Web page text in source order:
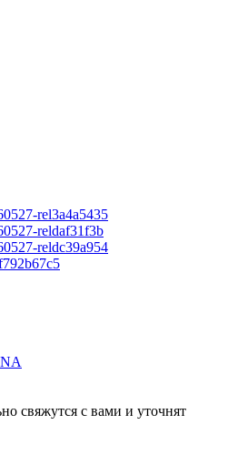
свяжутся с вами и уточнят